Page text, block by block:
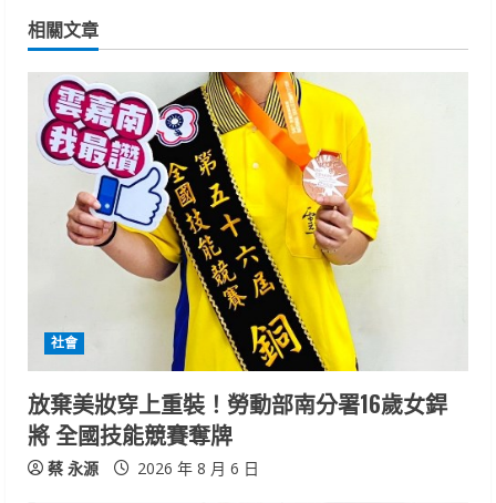
n
u
e
R
n
g
相關文章
社會
放棄美妝穿上重裝！勞動部南分署16歲女銲
將 全國技能競賽奪牌
蔡 永源 2026 年 8 月 6 日